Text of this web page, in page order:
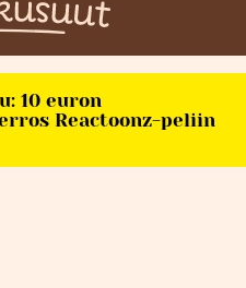
10 euron
Reactoonz-peliin